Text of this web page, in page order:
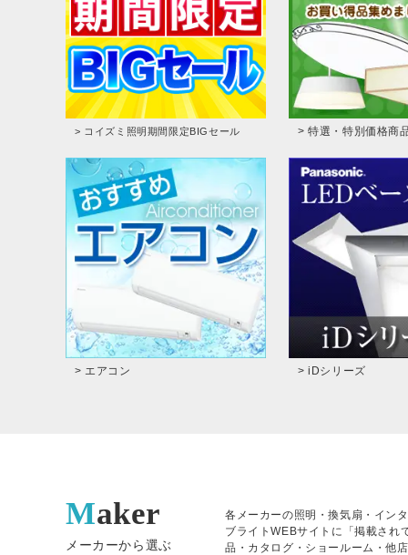
> コイズミ照明期間限定BIGセール > 特選・特別価格商
> エアコン > iDシリーズ
Maker
メーカーから選ぶ
各メーカーの照明・換気扇・イン
ブライトWEBサイトに「掲載され
品・カタログ・ショールーム・他